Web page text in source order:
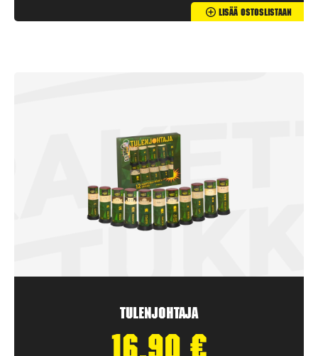
Lisää Ostoslistaan
Tulenjohtaja